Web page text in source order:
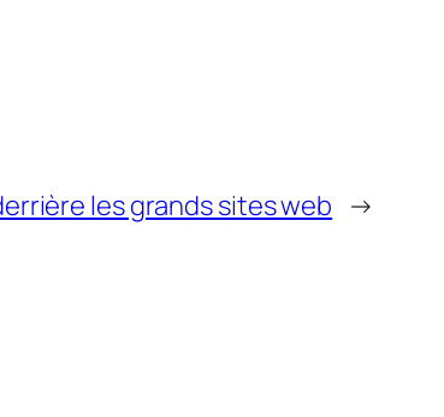
les grands sites web →